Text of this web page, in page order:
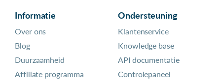
Informatie
Over ons
Blog
Duurzaamheid
Affiliate programma
Ondersteuning
Klantenservice
Knowledge base
API documentatie
Controlepaneel